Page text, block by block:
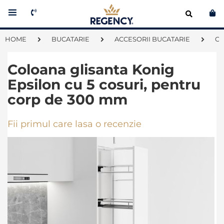
HOME BUCATARIE ACCESORII BUCATARIE
end
of
the
images
gallery
Coloana glisanta Konig
Epsilon cu 5 cosuri, pentru
corp de 300 mm
Fii primul care lasa o recenzie